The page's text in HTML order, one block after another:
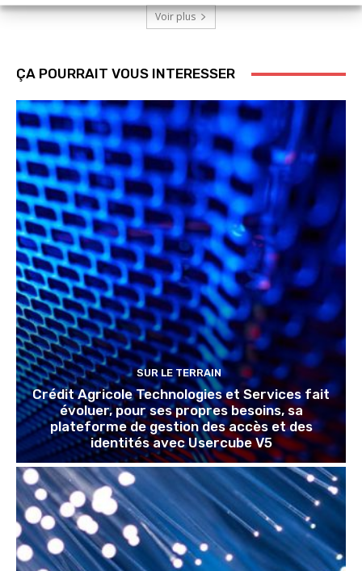
Voir plus
ÇA POURRAIT VOUS INTERESSER
SUR LE TERRAIN
Crédit Agricole Technologies et Services fait
évoluer, pour ses propres besoins, sa
plateforme de gestion des accès et des
identités avec Usercube V5